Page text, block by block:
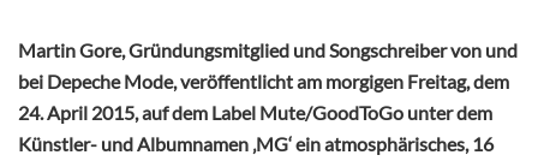
Martin Gore, Gründungsmitglied und Songschreiber von und
bei Depeche Mode, veröffentlicht am morgigen Freitag, dem
24. April 2015, auf dem Label Mute/GoodToGo unter dem
Künstler- und Albumnamen ‚MG‘ ein atmosphärisches, 16